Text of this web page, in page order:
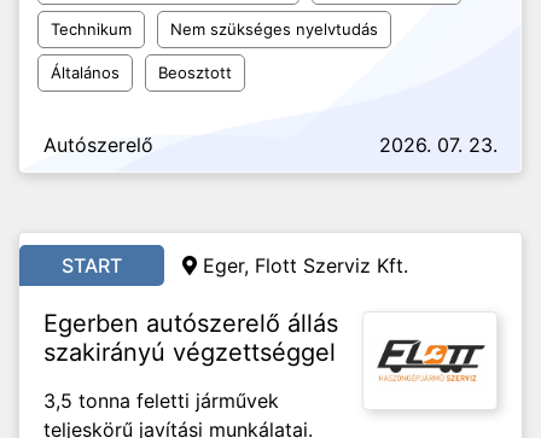
Technikum Nem szükséges nyelvtudás
Általános Beosztott
Autószerelő 2026. 07. 23.
START Eger, Flott Szerviz Kft.
Egerben autószerelő állás
szakirányú végzettséggel
3,5 tonna feletti járművek
teljeskörű javítási munkálatai.